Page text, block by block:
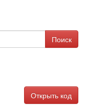
Поиск
Открыть код